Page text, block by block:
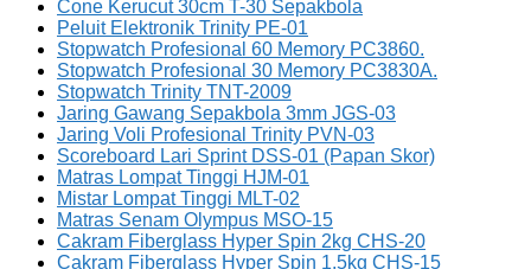
Cone Kerucut 30cm T-30 Sepakbola
Peluit Elektronik Trinity PE-01
Stopwatch Profesional 60 Memory PC3860.
Stopwatch Profesional 30 Memory PC3830A.
Stopwatch Trinity TNT-2009
Jaring Gawang Sepakbola 3mm JGS-03
Jaring Voli Profesional Trinity PVN-03
Scoreboard Lari Sprint DSS-01 (Papan Skor)
Matras Lompat Tinggi HJM-01
Mistar Lompat Tinggi MLT-02
Matras Senam Olympus MSO-15
Cakram Fiberglass Hyper Spin 2kg CHS-20
Cakram Fiberglass Hyper Spin 1.5kg CHS-15